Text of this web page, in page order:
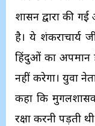
प्रशासन द्वारा की
है। ये शंकराचार्य
हिंदुओं का अपमान
नहीं करेगा। युवा
कहा कि
रक्षा करनी पड़ती